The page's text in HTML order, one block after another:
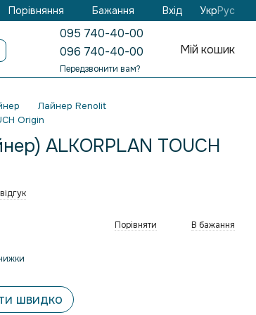
Порівняння Бажання Вхід УкрРус
095 740-40-00
096 740-40-00
Передзвонити вам?
Мій кошик
Лайнер Renolit
Origin
ALKORPLAN TOUCH
Порівняти В бажання
швидко